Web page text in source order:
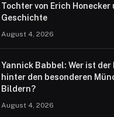
Tochter von Erich Honecker
Geschichte
August 4, 2026
Yannick Babbel: Wer ist
hinter den besonderen
Bildern?
August 4, 2026